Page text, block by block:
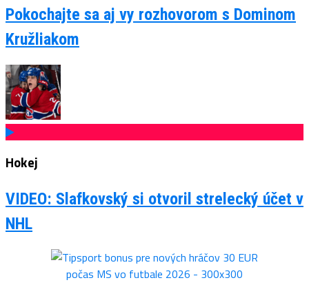
Pokochajte sa aj vy rozhovorom s Dominom
Kružliakom
Hokej
VIDEO: Slafkovský si otvoril strelecký účet v
NHL